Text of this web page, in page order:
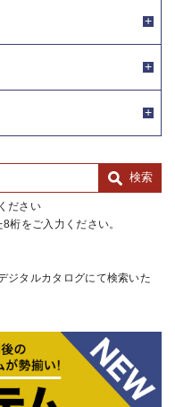
ださい
桁をご入力ください。
ジタルカタログにて検索いた